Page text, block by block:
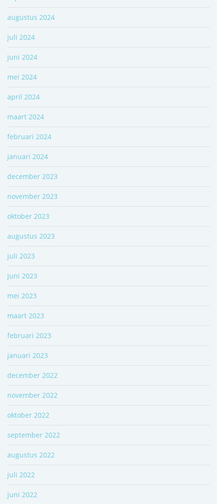
augustus 2024
juli 2024
juni 2024
mei 2024
april 2024
maart 2024
februari 2024
januari 2024
december 2023
november 2023
oktober 2023
augustus 2023
juli 2023
juni 2023
mei 2023
maart 2023
februari 2023
januari 2023
december 2022
november 2022
oktober 2022
september 2022
augustus 2022
juli 2022
juni 2022